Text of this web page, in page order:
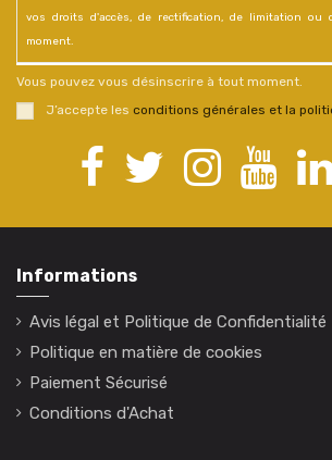
vos droits d'accès, de rectification, de limitation ou
moment.
Vous pouvez vous désinscrire à tout moment.
J’accepte les conditions générales et la
Informations
Avis légal et Politique de Confidentialité
Politique en matière de cookies
Paiement Sécurisé
Conditions d'Achat